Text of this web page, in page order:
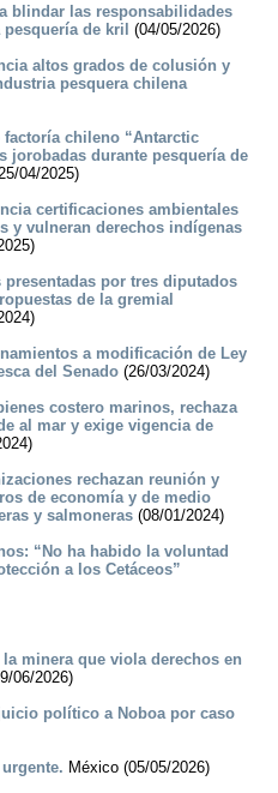
blindar las responsabilidades
de kril (04/05/2026)
altos grados de colusión y
pesquera chilena
factoría chileno “Antarctic
jorobadas durante pesquería de
04/2025)
certificaciones ambientales
y vulneran derechos indígenas
presentadas por tres diputados
de la gremial
a modificación de Ley
del Senado (26/03/2024)
costero marinos, rechaza
al mar y exige vigencia de
rechazan reunión y
de economía y de medio
y salmoneras (08/01/2024)
“No ha habido la voluntad
a los Cetáceos”
minera que viola derechos en
06/2026)
político a Noboa por caso
México (05/05/2026)